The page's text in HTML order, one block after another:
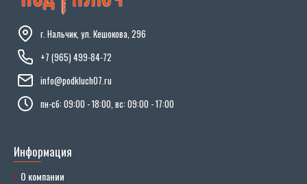
г. Нальчик, ул. Кешокова, 296
+7 (965) 499-84-72
info@podkluch07.ru
пн-сб: 09:00 - 18:00, вс: 09:00 - 17:00
Информация
О компании